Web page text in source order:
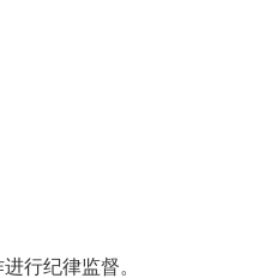
行纪律监督。